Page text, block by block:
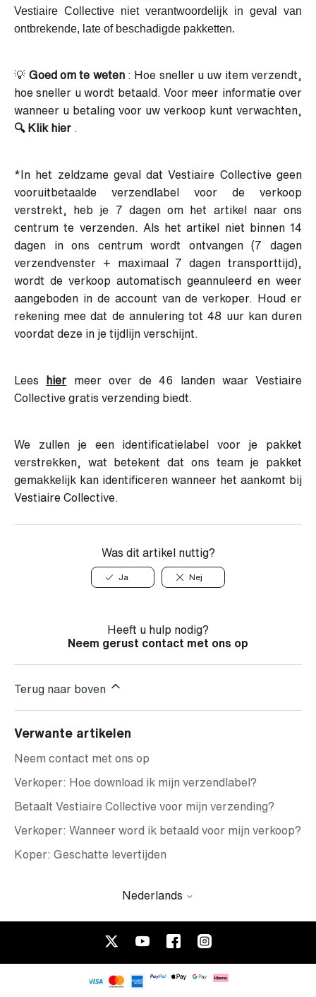
Vestiaire Collective niet verantwoordelijk in geval van
ontbrekende, late of beschadigde pakketten.
💡 Goed om te weten: Hoe sneller u uw item verzendt,
hoe sneller u wordt betaald. Voor meer informatie over
wanneer u betaling voor uw verkoop kunt verwachten,
🔍 Klik hier
*In het zeldzame geval dat Vestiaire Collective geen
vooruitbetaalde verzendlabel voor de verkoop
verstrekt, heb je 7 dagen om het artikel naar ons
centrum te verzenden. Als het artikel niet binnen 14
dagen in ons centrum wordt ontvangen (7 dagen
verzendvenster + maximaal 7 dagen transporttijd),
wordt de verkoop automatisch geannuleerd en weer
aangeboden in de account van de verkoper. Houd er
rekening mee dat de annulering tot 48 uur kan duren
voordat deze in je tijdlijn verschijnt.
Lees hier meer over de 46 landen waar Vestiaire
Collective gratis verzending biedt.
We zullen je een identificatielabel voor je pakket
verstrekken, wat betekent dat ons team je pakket
gemakkelijk kan identificeren wanneer het aankomt bij
Vestiaire Collective.
Was dit artikel nuttig?
Ja Nej
Heeft u hulp nodig?
Neem gerust contact met ons op
Terug naar boven
Verwante artikelen
Neem contact met ons op
Verkoper: Hoe download ik mijn verzendlabel?
Betaalt Vestiaire Collective voor mijn verzending?
Verkoper: Wanneer word ik betaald voor mijn verkoop?
Koper: Geschatte levertijden
Nederlands